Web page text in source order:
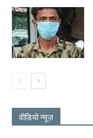
वीडियो न्यूज़